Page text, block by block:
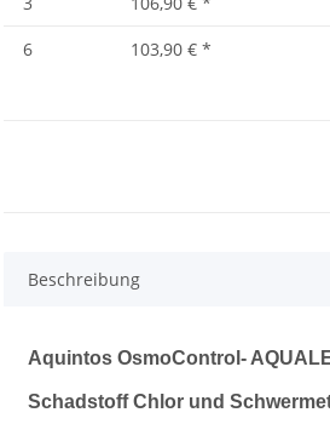
6
103,90 € *
Beschreibung
Aquintos OsmoControl-
Schadstoff Chlor und